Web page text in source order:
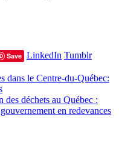
Save LinkedIn Tumblr
dans le Centre-du-Québec:
déchets au Québec :
en redevances